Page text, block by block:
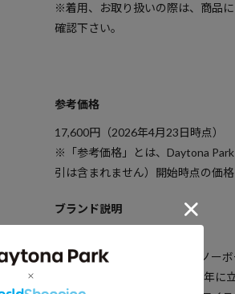
※着用、お取り扱いの際は、商品
確認下さい。
参考価格
17,600円（2026年4月23日時点）
※「参考価格」とは、Daytona
引は含まれません）開始時点の価格
ブランド説明
サーファー、スケーター、スノー
ウトドアブランドとして2010年に